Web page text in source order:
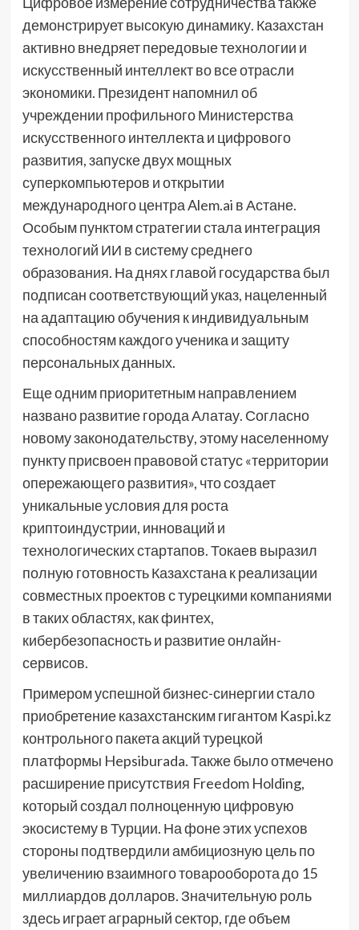
демонстрирует высокую динамику. Казахстан
активно внедряет передовые технологии и
искусственный интеллект во все отрасли
экономики. Президент напомнил об
учреждении профильного Министерства
искусственного интеллекта и цифрового
развития, запуске двух мощных
суперкомпьютеров и открытии
международного центра Alem.ai в Астане.
Особым пунктом стратегии стала интеграция
технологий ИИ в систему среднего
образования. На днях главой государства был
подписан соответствующий указ, нацеленный
на адаптацию обучения к индивидуальным
способностям каждого ученика и защиту
персональных данных.
Еще одним приоритетным направлением
названо развитие города Алатау. Согласно
новому законодательству, этому населенному
пункту присвоен правовой статус «территории
опережающего развития», что создает
уникальные условия для роста
криптоиндустрии, инноваций и
технологических стартапов. Токаев выразил
полную готовность Казахстана к реализации
совместных проектов с турецкими компаниями
в таких областях, как финтех,
кибербезопасность и развитие онлайн-
сервисов.
Примером успешной бизнес-синергии стало
приобретение казахстанским гигантом Kaspi.kz
контрольного пакета акций турецкой
платформы Hepsiburada. Также было отмечено
расширение присутствия Freedom Holding,
который создал полноценную цифровую
экосистему в Турции. На фоне этих успехов
стороны подтвердили амбициозную цель по
увеличению взаимного товарооборота до 15
миллиардов долларов. Значительную роль
здесь играет аграрный сектор, где объем